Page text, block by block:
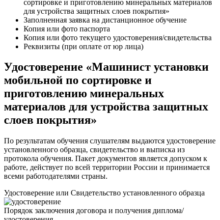
сортировке и приготовлению минеральных материалов
для устройства защитных слоев покрытия»
Заполненная заявка на дистанционное обучение
Копия или фото паспорта
Копия или фото текущего удостоверения/свидетельства
Реквизиты (при оплате от юр лица)
Удостоверение «Машинист установки
мобильной по сортировке и
приготовлению минеральных
материалов для устройства защитных
слоев покрытия»
По результатам обучения слушателям выдаются удостоверение
установленного образца, свидетельство и выписка из
протокола обучения. Пакет документов является допуском к
работе, действует по всей территории России и принимается
всеми работодателями страны.
Удостоверение или Свидетельство установленного образца
Порядок заключения договора и получения диплома/